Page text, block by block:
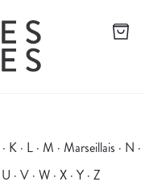
· K · L · M · Marseillais · N ·
U · V· W· X· Y· Z